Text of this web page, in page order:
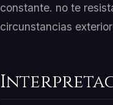
constante. no te
circunstancias